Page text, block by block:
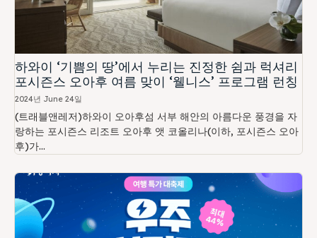
하와이 ‘기쁨의 땅’에서 누리는 진정한 쉼과 럭셔리
포시즌스 오아후 여름 맞이 ‘웰니스’ 프로그램 런칭
2024년 June 24일
(트래블앤레저)하와이 오아후섬 서부 해안의 아름다운 풍경을 자
랑하는 포시즌스 리조트 오아후 앳 코올리나(이하, 포시즌스 오아
후)가...